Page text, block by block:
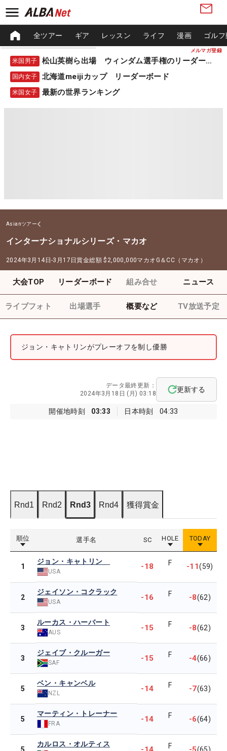
メルマガ登録
全ツアー ギア レッスン ライフ 漫画 ゴル
米国男子 松山英樹ら出場 ウィンダム選手権のリーダーボード
国内女子 北海道meijiカップ リーダーボード
米国女子 最新の世界ランキング
Asianツアー
インターナショナルシリーズ・マカオ
2024年3月14日-3月17日賞金総額 $2,000,000マカオG＆CC（マカオ）
大会TOP リーダーボード 組み合せ ニュース
ライブフォト 出場選手 概要など TV放送予定
ジョン・キャトリンがプレーオフを制し優勝
開催地時刻 03:33 日本時刻 04:33
データ最終更新：
2024年3月18日 (月) 03:18
更新する
Rnd1 Rnd2 Rnd3 Rnd4 獲得賞金
順位 選手名 SC HOLE TODAY
1
ジョン・キャトリン
USA
-18 F -11(59)
2
ジェイソン・コクラック
USA -16 F -8(62)
3
ルーカス・ハーバート
AUS -15 F -8(62)
3
ジェイブ・クルーガー
SAF -15 F -4(66)
5
ベン・キャンベル
NZL -14 F -7(63)
5
マーティン・トレーナー
FRA -14 F -6(64)
カルロス・オルティス F